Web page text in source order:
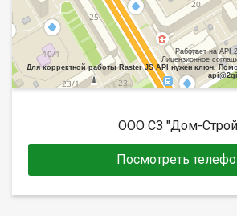
Работает на API
Лицензионное
Для корректной работы Raster JS API нужен ключ.
ООО СЗ "Дом-
Посмотреть